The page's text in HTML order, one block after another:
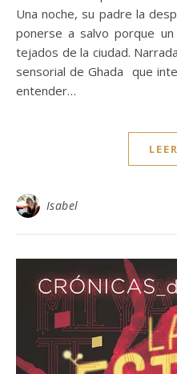
Una noche, su padre la
ponerse a salvo porque
tejados de la ciudad.
sensorial de Ghada que
entender…
Isabel